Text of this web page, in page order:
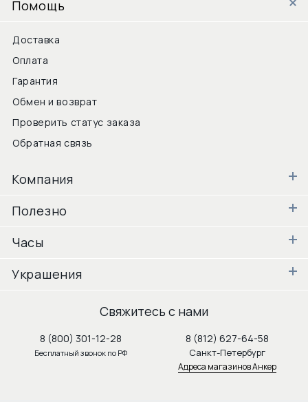
Помощь
Доставка
Оплата
Гарантия
Обмен и возврат
Проверить статус заказа
Обратная связь
Компания
Полезно
Часы
Украшения
Свяжитесь с нами
8 (800) 301-12-28
Бесплатный звонок по РФ
8 (812) 627-64-58
Санкт-Петербург
Адреса магазинов Анкер